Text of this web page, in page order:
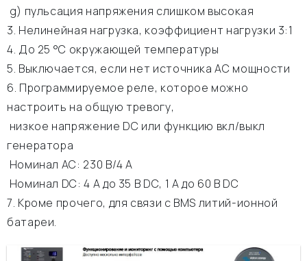
g) пульсация напряжения слишком высокая
3. Нелинейная нагрузка, коэффициент нагрузки 3:1
4. До 25 °C окружающей температуры
5. Выключается, если нет источника АС мощности
6. Программируемое реле, которое можно
настроить на общую тревогу,
низкое напряжение DC или функцию вкл/выкл
генератора
Номинал АС: 230 В/4 A
Номинал DC: 4 A до 35 В DC, 1 A до 60 В DC
7. Кроме прочего, для связи с BMS литий-ионной
батареи.